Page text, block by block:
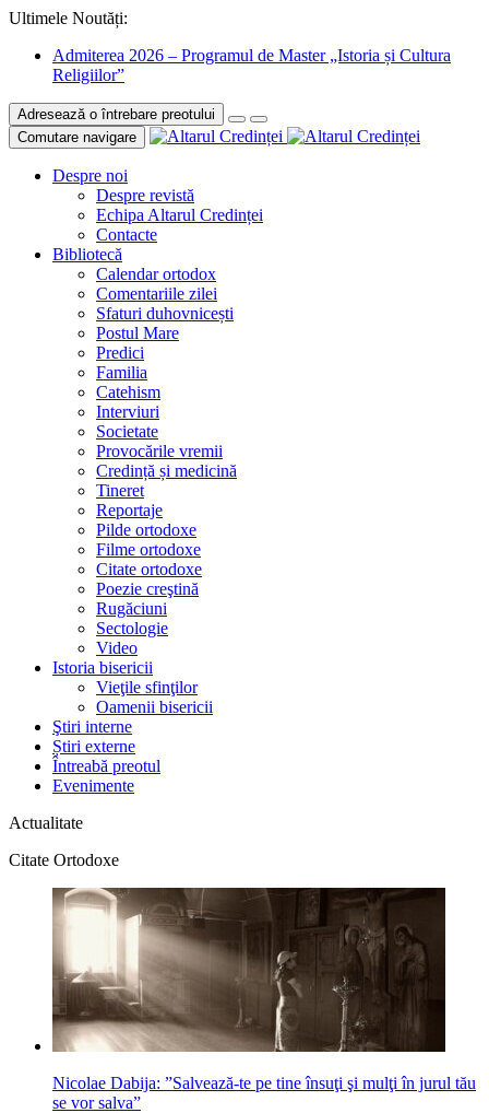
Ultimele Noutăți:
Admiterea 2026 – Programul de Master „Istoria și Cultura
Religiilor”
Adresează o întrebare preotului
Comutare navigare
Despre noi
Despre revistă
Echipa Altarul Credinței
Contacte
Bibliotecă
Calendar ortodox
Comentariile zilei
Sfaturi duhovnicești
Postul Mare
Predici
Familia
Catehism
Interviuri
Societate
Provocările vremii
Credință și medicină
Tineret
Reportaje
Pilde ortodoxe
Filme ortodoxe
Citate ortodoxe
Poezie creştină
Rugăciuni
Sectologie
Video
Istoria bisericii
Vieţile sfinţilor
Oamenii bisericii
Ştiri interne
Știri externe
Întreabă preotul
Evenimente
Actualitate
Citate Ortodoxe
Nicolae Dabija: ”Salvează-te pe tine însuţi şi mulţi în jurul tău
se vor salva”